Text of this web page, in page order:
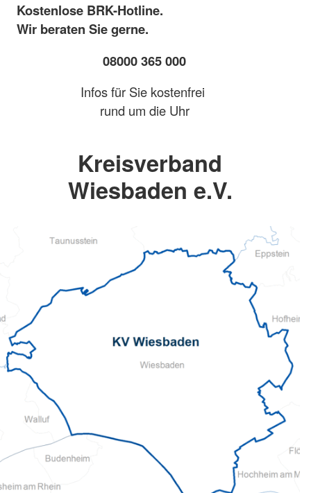
Kostenlose BRK-Hotline.
Wir beraten Sie gerne.
08000 365 000
Infos für Sie kostenfrei
rund um die Uhr
Kreisverband
Wiesbaden e.V.